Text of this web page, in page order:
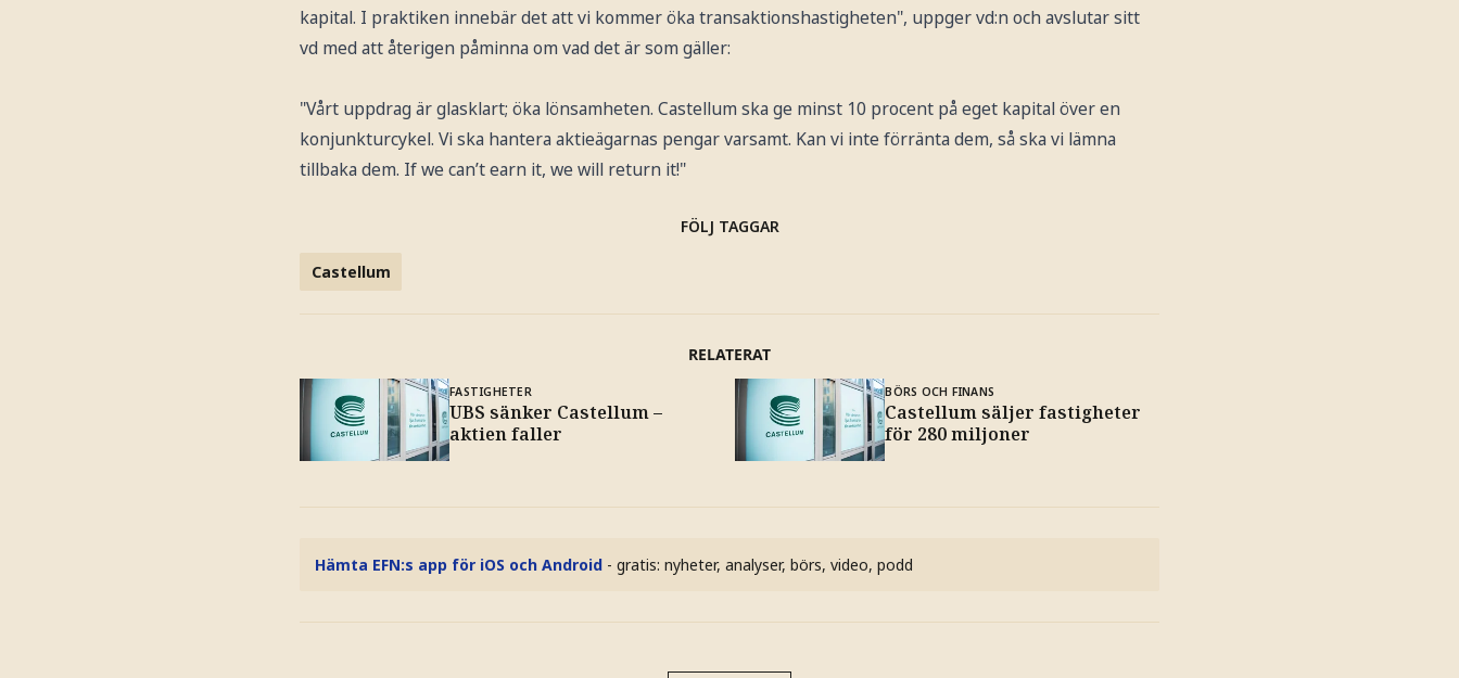
kapital. I praktiken innebär det att vi kommer öka transaktionshastigheten", uppger vd:n och avslutar sitt
vd med att återigen påminna om vad det är som gäller:
"Vårt uppdrag är glasklart; öka lönsamheten. Castellum ska ge minst 10 procent på eget kapital över en
konjunkturcykel. Vi ska hantera aktieägarnas pengar varsamt. Kan vi inte förränta dem, så ska vi lämna
tillbaka dem. If we can’t earn it, we will return it!"
FÖLJ TAGGAR
Castellum
RELATERAT
FASTIGHETER
UBS sänker Castellum –
aktien faller
BÖRS OCH FINANS
Castellum säljer fastigheter
för 280 miljoner
Hämta EFN:s app för iOS och Android - gratis: nyheter, analyser, börs, video, podd